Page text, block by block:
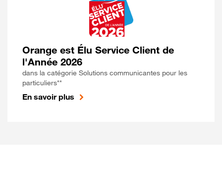
Orange est Élu Service Client de
l'Année 2026
dans la catégorie Solutions communicantes pour les
particuliers**
En savoir plus